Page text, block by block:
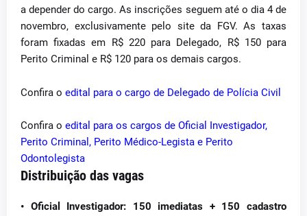
a depender do cargo. As inscrições seguem até o dia 4 de
novembro, exclusivamente pelo site da FGV. As taxas
foram fixadas em R$ 220 para Delegado, R$ 150 para
Perito Criminal e R$ 120 para os demais cargos.
Confira o edital para o cargo de Delegado de Polícia Civil
Confira o edital para os cargos de Oficial Investigador,
Perito Criminal, Perito Médico-Legista e Perito
Odontolegista
Distribuição das vagas
• Oficial Investigador: 150 imediatas + 150 cadastro